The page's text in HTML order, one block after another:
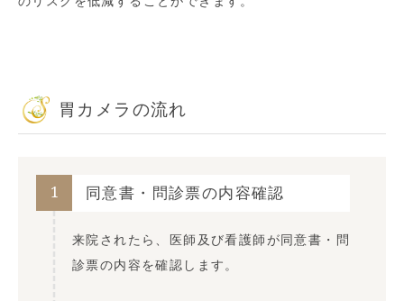
胃カメラの流れ
1 同意書・問診票の内容確認
来院されたら、医師及び看護師が同意書・問
診票の内容を確認します。